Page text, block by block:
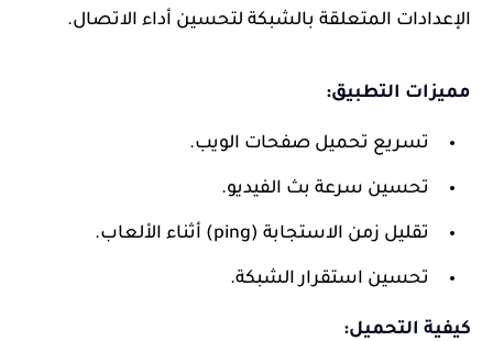
الإعدادات المتعلقة بالشبكة لتحسين أداء الاتصال.
مميزات التطبيق:
تسريع تحميل صفحات الويب.
تحسين سرعة بث الفيديو.
تقليل زمن الاستجابة (ping) أثناء الألعاب.
تحسين استقرار الشبكة.
كيفية التحميل: